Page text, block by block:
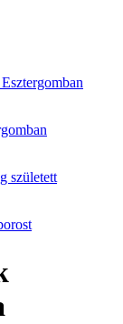
született